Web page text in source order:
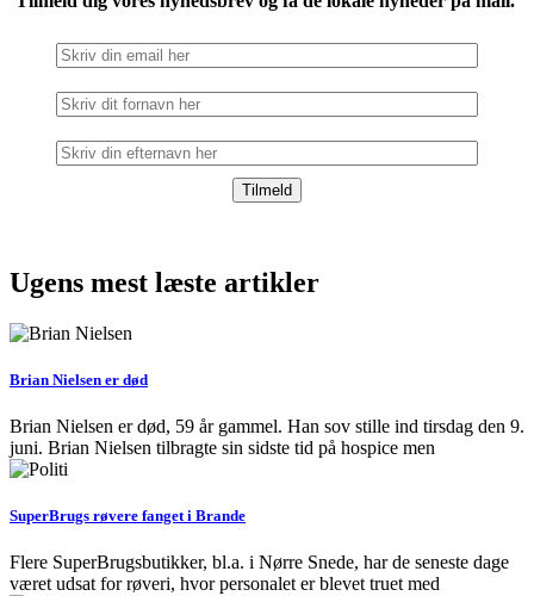
Ugens mest læste artikler
Brian Nielsen er død
Brian Nielsen er død, 59 år gammel. Han sov stille ind tirsdag den 9.
juni. Brian Nielsen tilbragte sin sidste tid på hospice men
SuperBrugs røvere fanget i Brande
Flere SuperBrugsbutikker, bl.a. i Nørre Snede, har de seneste dage
været udsat for røveri, hvor personalet er blevet truet med